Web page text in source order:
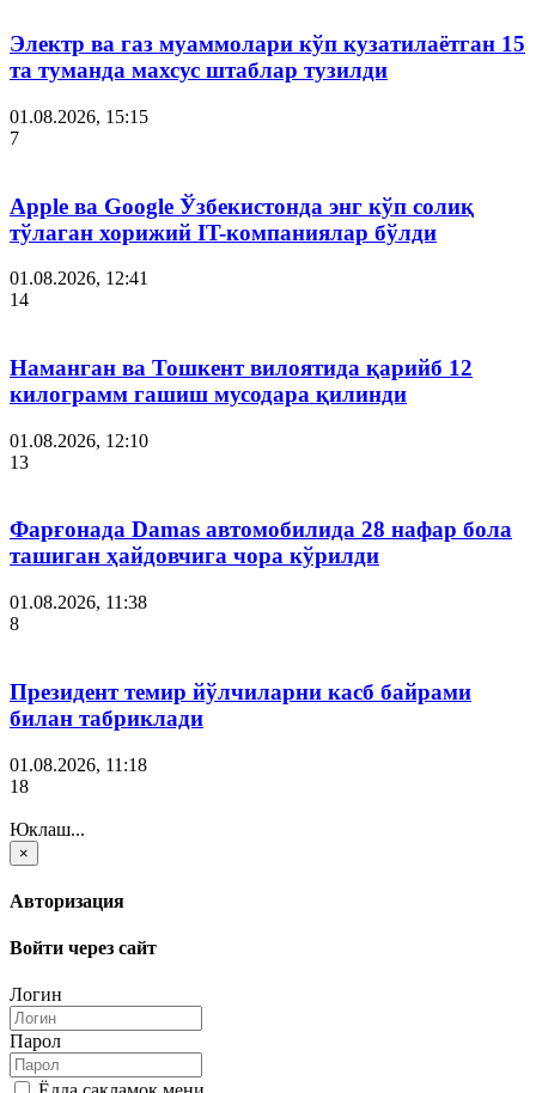
Электр ва газ муаммолари кўп кузатилаётган 15
та туманда махсус штаблар тузилди
01.08.2026, 15:15
7
Apple ва Google Ўзбекистонда энг кўп солиқ
тўлаган хорижий IT-компаниялар бўлди
01.08.2026, 12:41
14
Наманган ва Тошкент вилоятида қарийб 12
килограмм гашиш мусодара қилинди
01.08.2026, 12:10
13
Фарғонада Damas автомобилида 28 нафар бола
ташиган ҳайдовчига чора кўрилди
01.08.2026, 11:38
8
Президент темир йўлчиларни касб байрами
билан табриклади
01.08.2026, 11:18
18
Юклаш...
×
Авторизация
Войти через сайт
Логин
Парол